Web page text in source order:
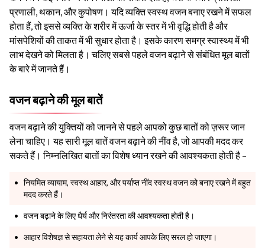
प्रणाली, थकान, और कुपोषण। यदि व्यक्ति स्वस्थ वजन बनाए रखने में सफल
होता हैं, तो इससे व्यक्ति के शरीर में ऊर्जा के स्तर में भी वृद्धि होती है और
मांसपेशियों की ताकत में भी सुधार होता है। इसके कारण समग्र स्वास्थ्य में भी
लाभ देखने को मिलता है। चलिए सबसे पहले वजन बढ़ाने से संबंधित मूल बातों
के बारे में जानते हैं।
वजन बढ़ाने की मूल बातें
वजन बढ़ाने की युक्तियों को जानने से पहले आपको कुछ बातों को ज़रूर जान
लेना चाहिए। यह सारी मूल बातें वजन बढ़ाने की नींव है, जो आपकी मदद कर
सकते हैं। निम्नलिखित बातों का विशेष ध्यान रखने की आवश्यकता होती है –
नियमित व्यायाम, स्वस्थ आहार, और पर्याप्त नींद स्वस्थ वजन को बनाए रखने में बहुत
मदद करते हैं।
वजन बढ़ाने के लिए धैर्य और निरंतरता की आवश्यकता होती है।
आहार विशेषज्ञ से सहायता लेने से यह कार्य आपके लिए सरल हो जाएगा।